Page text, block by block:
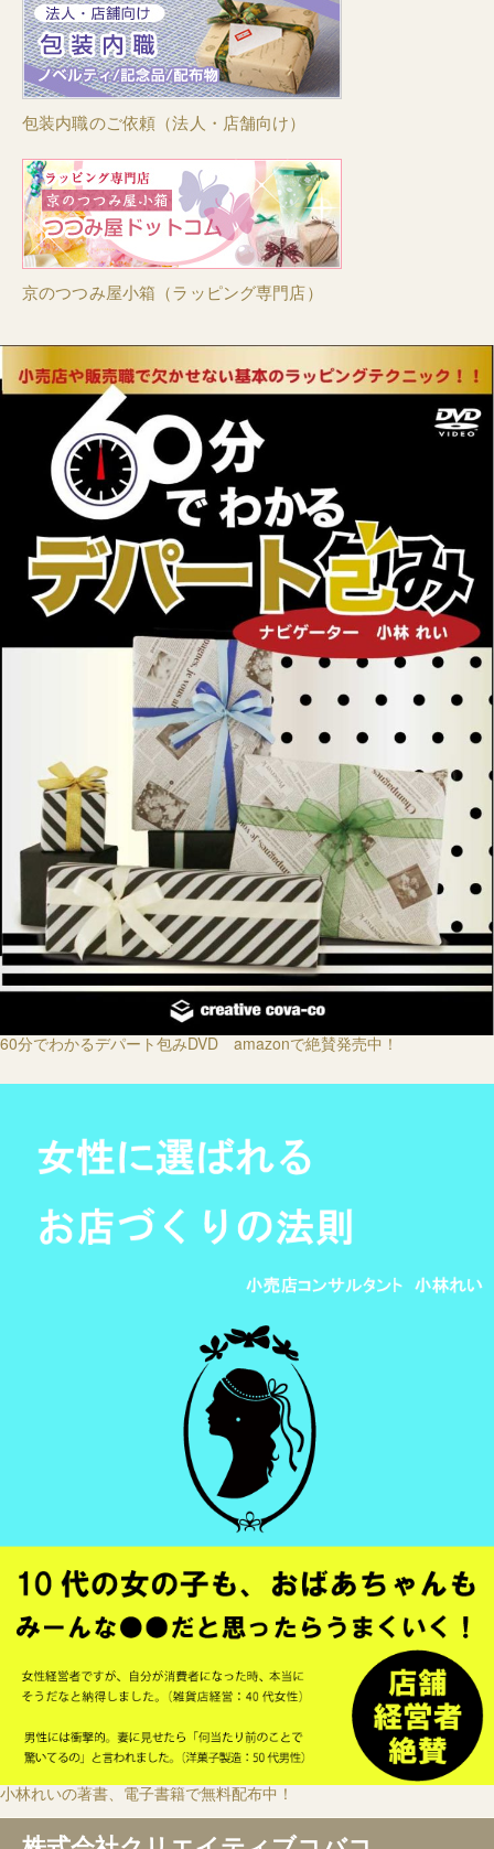
包装内職のご依頼（法人・店舗向け）
京のつつみ屋小箱（ラッピング専門店）
60分でわかるデパート包みDVD amazonで絶賛発売中！
小林れいの著書、電子書籍で無料配布中！